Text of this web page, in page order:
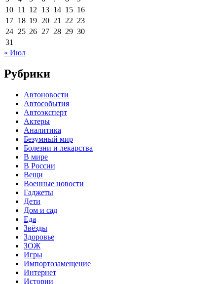
10 11 12 13 14 15 16
17 18 19 20 21 22 23
24 25 26 27 28 29 30
31
« Июл
Рубрики
Автоновости
Автособытия
Автоэксперт
Актеры
Аналитика
Безумный мир
Болезни и лекарства
В мире
В России
Вещи
Военные новости
Гаджеты
Дети
Дом и сад
Еда
Звёзды
Здоровье
ЗОЖ
Игры
Импортозамещение
Интернет
Истории